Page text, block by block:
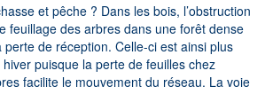
et pêche ? Dans les bois, l’obstruction
feuillage des arbres dans une forêt dense
de réception. Celle-ci est ainsi plus
puisque la perte de feuilles chez
facilite le mouvement du réseau. La voie